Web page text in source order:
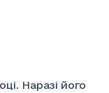
Наразі його